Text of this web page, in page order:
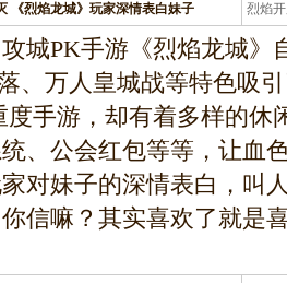
《烈焰龙城》玩家深情表白妹子 烈焰
龙
城PK手游《烈焰龙城》
、万人皇城战等特色吸
度手游，却有着多样的休
、公会红包等等，让血
对妹子的深情表白，叫
信嘛？其实喜欢了就是